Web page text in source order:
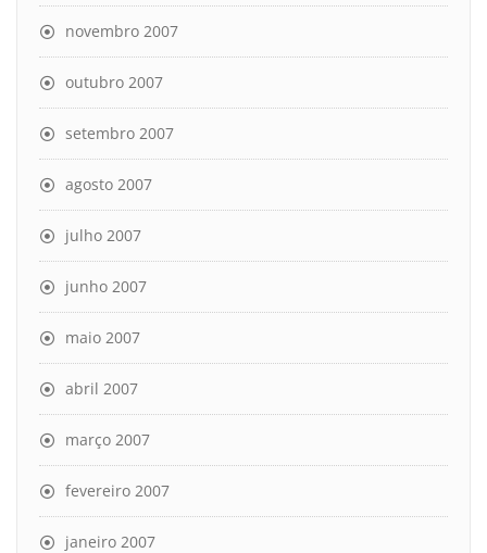
novembro 2007
outubro 2007
setembro 2007
agosto 2007
julho 2007
junho 2007
maio 2007
abril 2007
março 2007
fevereiro 2007
janeiro 2007